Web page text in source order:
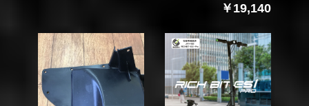
￥19,140